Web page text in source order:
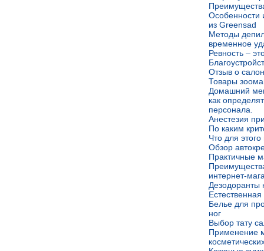
Особенности
из Greensad
Методы
временное
Ревность –
Отзыв о
Товары
Домашний
как
персонала.
Анестезия
По каким
Что для
Обзор
Практичные
интернет-
Дезодоранты
Белье для
ног
Выбор тату
Применение